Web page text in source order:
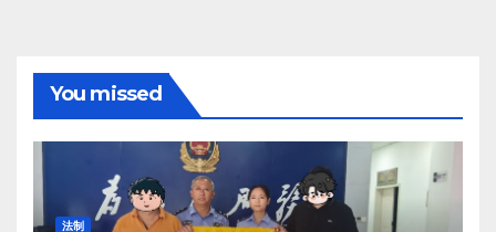
You missed
法制